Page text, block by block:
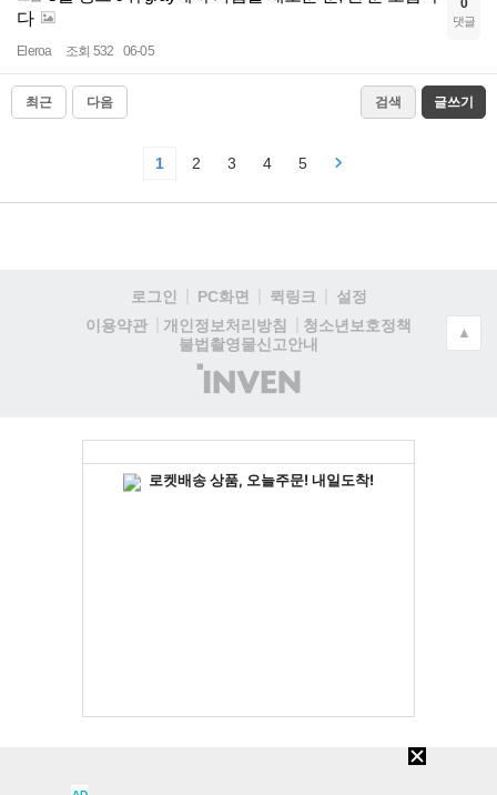
다
Eleroa 조회 532 06-05
0
댓글
최근 다음 검색 글쓰기
1 2 3 4 5
로그인 PC화면 퀵링크
설정
이용약관
개인정보처리방침
청소년보호정책
불법촬영물신고안내
(주)
인
▲